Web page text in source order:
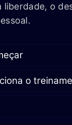
liberdade, o
o